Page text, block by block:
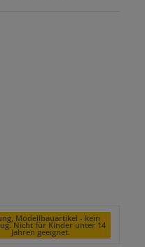
Modellbauartikel - kein
Nicht für Kinder unter 14
Jahren geeignet.